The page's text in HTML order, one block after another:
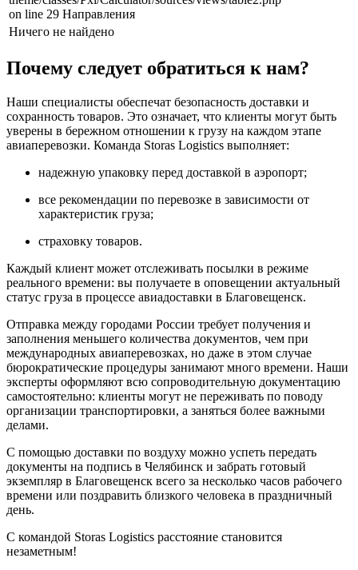
on line 29 Направления
Ничего не найдено
Почему следует обратиться к нам?
Наши специалисты обеспечат безопасность доставки и
сохранность товаров. Это означает, что клиенты могут быть
уверены в бережном отношении к грузу на каждом этапе
авиаперевозки. Команда Storas Logistics выполняет:
надежную упаковку перед доставкой в аэропорт;
все рекомендации по перевозке в зависимости от
характеристик груза;
страховку товаров.
Каждый клиент может отслеживать посылки в режиме
реального времени: вы получаете в оповещении актуальный
статус груза в процессе авиадоставки в Благовещенск.
Отправка между городами России требует получения и
заполнения меньшего количества документов, чем при
международных авиаперевозках, но даже в этом случае
бюрократические процедуры занимают много времени. Наши
эксперты оформляют всю сопроводительную документацию
самостоятельно: клиенты могут не переживать по поводу
организации транспортировки, а заняться более важными
делами.
С помощью доставки по воздуху можно успеть передать
документы на подпись в Челябинск и забрать готовый
экземпляр в Благовещенск всего за несколько часов рабочего
времени или поздравить близкого человека в праздничный
день.
С командой Storas Logistics расстояние становится
незаметным!